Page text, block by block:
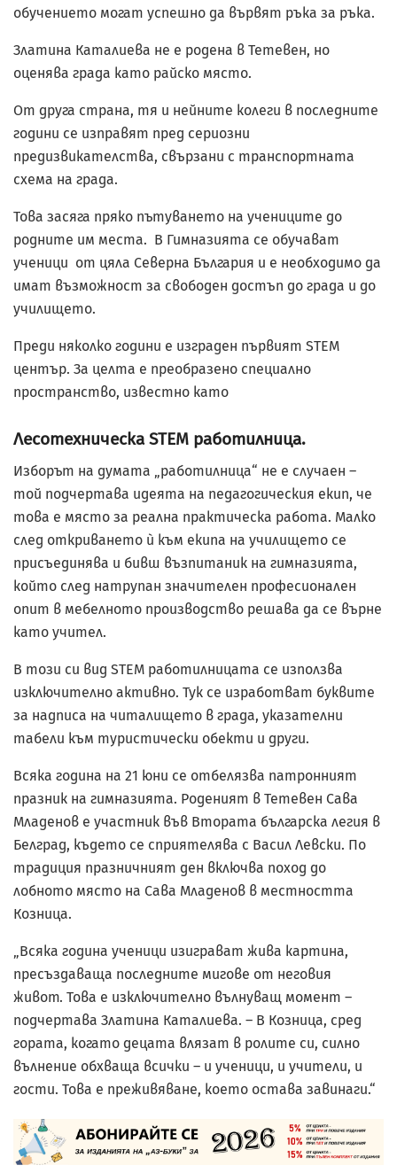
обучението могат успешно да вървят ръка за ръка.
Златина Каталиева не е родена в Тетевен, но
оценява града като райско място.
От друга страна, тя и нейните колеги в последните
години се изправят пред сериозни
предизвикателства, свързани с транспортната
схема на града.
Това засяга пряко пътуването на учениците до
родните им места. В Гимназията се обучават
ученици от цяла Северна България и е необходимо да
имат възможност за свободен достъп до града и до
училището.
Преди няколко години е изграден първият STEM
център. За целта е преобразено специално
пространство, известно като
Лесотехническа STEM работилница.
Изборът на думата „работилница“ не е случаен –
той подчертава идеята на педагогическия екип, че
това е място за реална практическа работа. Малко
след откриването ѝ към екипа на училището се
присъединява и бивш възпитаник на гимназията,
който след натрупан значителен професионален
опит в мебелното производство решава да се върне
като учител.
В този си вид STEM работилницата се използва
изключително активно. Тук се изработват буквите
за надписа на читалището в града, указателни
табели към туристически обекти и други.
Всяка година на 21 юни се отбелязва патронният
празник на гимназията. Роденият в Тетевен Сава
Младенов е участник във Втората българска легия в
Белград, където се сприятелява с Васил Левски. По
традиция празничният ден включва поход до
лобното място на Сава Младенов в местността
Козница.
„Всяка година ученици изиграват жива картина,
пресъздаваща последните мигове от неговия
живот. Това е изключително вълнуващ момент –
подчертава Златина Каталиева. – В Козница, сред
гората, когато децата влязат в ролите си, силно
вълнение обхваща всички – и ученици, и учители, и
гости. Това е преживяване, което остава завинаги.“